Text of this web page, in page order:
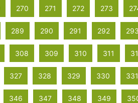
270 271 272 273
289 290 291 292
308 309 310 311
327 328 329 330 331
346 347 348 349